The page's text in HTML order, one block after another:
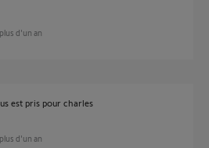
d'un an
est pris pour charles
d'un an